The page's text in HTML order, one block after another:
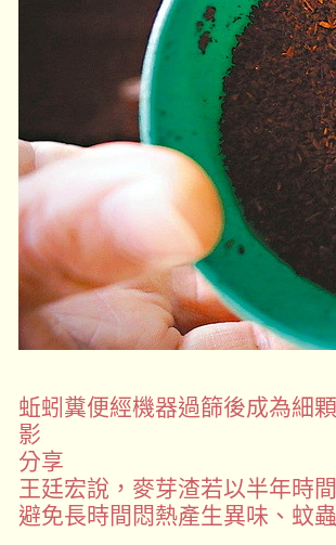
蚯蚓糞便經機器過篩後成為細
影
分享
王廷宏說，麥芽渣若以半年時
避免長時間悶熱產生異味、蚊